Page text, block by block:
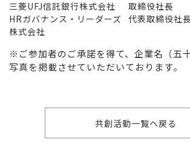
三菱UFJ信託銀行株式会社
取締役社長
HRガバナンス・リーダーズ
株式会社
代表取締役社
※ご参加者のご承諾を得て、企業名（五
写真を掲載させていただいております。
共創活動一覧へ戻る